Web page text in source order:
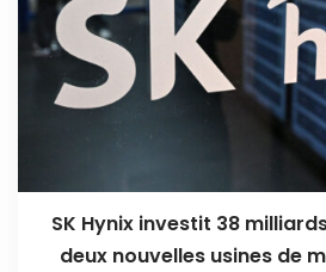
SK Hynix investit 38
deux nouvelles usines de